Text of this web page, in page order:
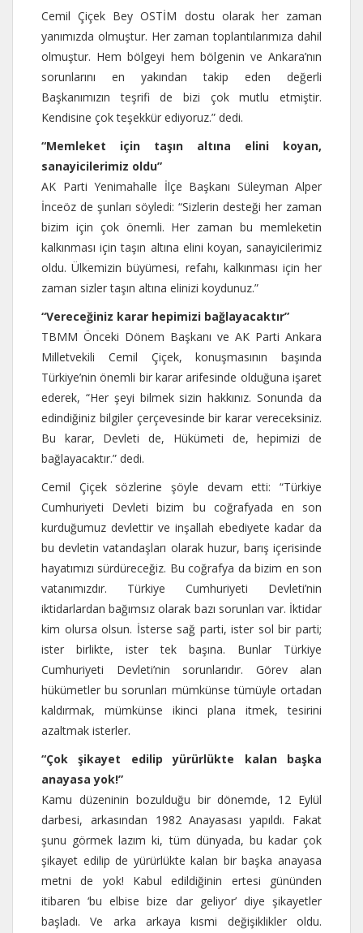
Cemil Çiçek Bey OSTİM dostu olarak her zaman
yanımızda olmuştur. Her zaman toplantılarımıza dahil
olmuştur. Hem bölgeyi hem bölgenin ve Ankara’nın
sorunlarını en yakından takip eden değerli
Başkanımızın teşrifi de bizi çok mutlu etmiştir.
Kendisine çok teşekkür ediyoruz.” dedi.
“Memleket için taşın altına elini koyan,
sanayicilerimiz oldu”
AK Parti Yenimahalle İlçe Başkanı Süleyman Alper
İnceöz de şunları söyledi: “Sizlerin desteği her zaman
bizim için çok önemli. Her zaman bu memleketin
kalkınması için taşın altına elini koyan, sanayicilerimiz
oldu. Ülkemizin büyümesi, refahı, kalkınması için her
zaman sizler taşın altına elinizi koydunuz.”
“Vereceğiniz karar hepimizi bağlayacaktır”
TBMM Önceki Dönem Başkanı ve AK Parti Ankara
Milletvekili Cemil Çiçek, konuşmasının başında
Türkiye’nin önemli bir karar arifesinde olduğuna işaret
ederek, “Her şeyi bilmek sizin hakkınız. Sonunda da
edindiğiniz bilgiler çerçevesinde bir karar vereceksiniz.
Bu karar, Devleti de, Hükümeti de, hepimizi de
bağlayacaktır.” dedi.
Cemil Çiçek sözlerine şöyle devam etti: “Türkiye
Cumhuriyeti Devleti bizim bu coğrafyada en son
kurduğumuz devlettir ve inşallah ebediyete kadar da
bu devletin vatandaşları olarak huzur, barış içerisinde
hayatımızı sürdüreceğiz. Bu coğrafya da bizim en son
vatanımızdır. Türkiye Cumhuriyeti Devleti’nin
iktidarlardan bağımsız olarak bazı sorunları var. İktidar
kim olursa olsun. İsterse sağ parti, ister sol bir parti;
ister birlikte, ister tek başına. Bunlar Türkiye
Cumhuriyeti Devleti’nin sorunlarıdır. Görev alan
hükümetler bu sorunları mümkünse tümüyle ortadan
kaldırmak, mümkünse ikinci plana itmek, tesirini
azaltmak isterler.
“Çok şikayet edilip yürürlükte kalan başka
anayasa yok!”
Kamu düzeninin bozulduğu bir dönemde, 12 Eylül
darbesi, arkasından 1982 Anayasası yapıldı. Fakat
şunu görmek lazım ki, tüm dünyada, bu kadar çok
şikayet edilip de yürürlükte kalan bir başka anayasa
metni de yok! Kabul edildiğinin ertesi gününden
itibaren ‘bu elbise bize dar geliyor’ diye şikayetler
başladı. Ve arka arkaya kısmi değişiklikler oldu.